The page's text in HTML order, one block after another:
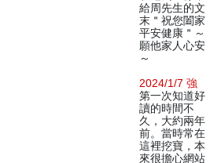
給周先生的文
末＂祝您闔家
平安健康＂～
願他家人心安
～
2024/1/7 強
第一次知道好
讀的時間不
久，大約兩年
前。當時常在
這裡挖寶，本
來很擔心網站